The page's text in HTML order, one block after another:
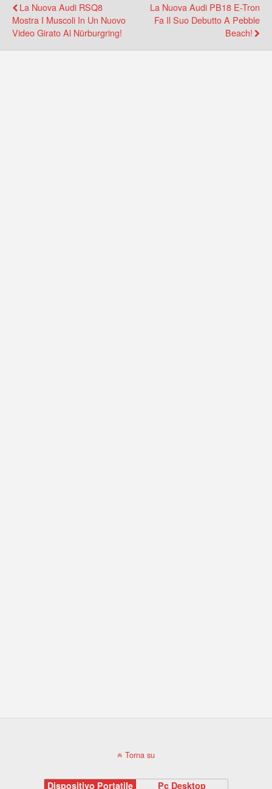
La Nuova Audi RSQ8
Mostra I Muscoli In Un Nuovo
Video Girato Al Nürburgring!
La Nuova Audi PB18 E-Tron
Fa Il Suo Debutto A Pebble
Beach!
Torna su
Dispositivo Portatile Pc Desktop